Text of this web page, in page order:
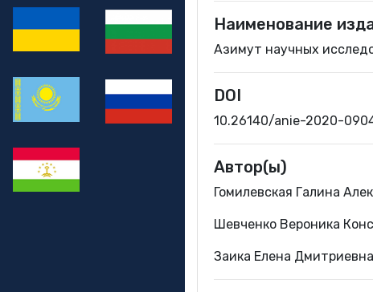
Наименование
Азимут научных
DOI
10.26140/anie-2020-
Автор(ы)
Гомилевская Галина
Шевченко Вероника
Заика Елена